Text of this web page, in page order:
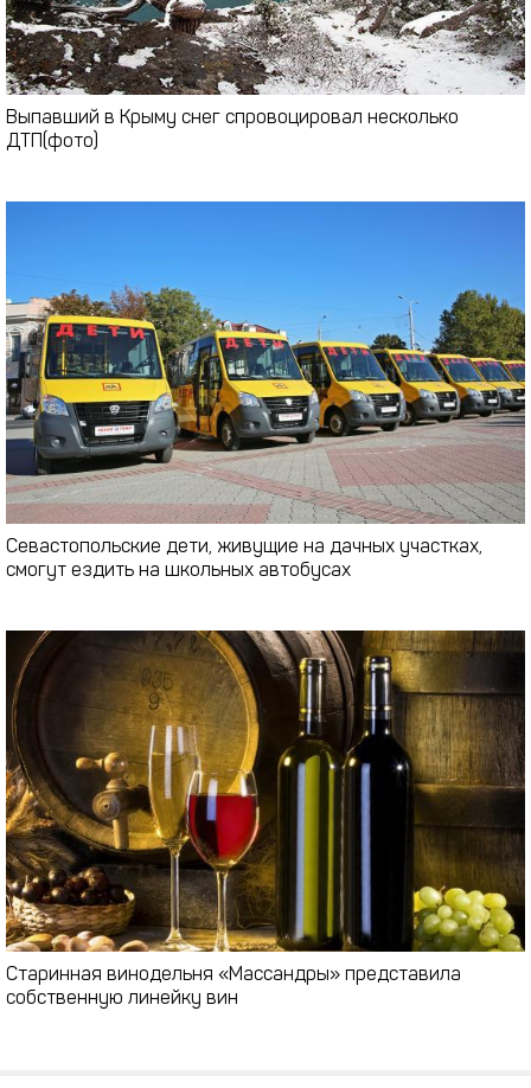
Выпавший в Крыму снег спровоцировал несколько
ДТП(фото)
Севастопольские дети, живущие на дачных участках,
смогут ездить на школьных автобусах
Старинная винодельня «Массандры» представила
собственную линейку вин